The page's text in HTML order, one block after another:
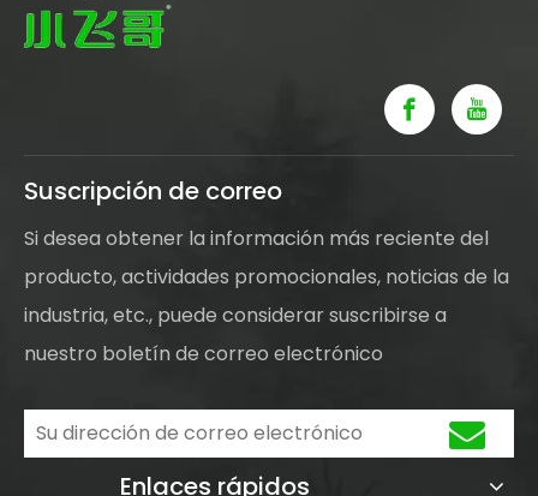
Suscripción de correo
Si desea obtener la información más reciente del
producto, actividades promocionales, noticias de la
industria, etc., puede considerar suscribirse a
nuestro boletín de correo electrónico
Enlaces rápidos